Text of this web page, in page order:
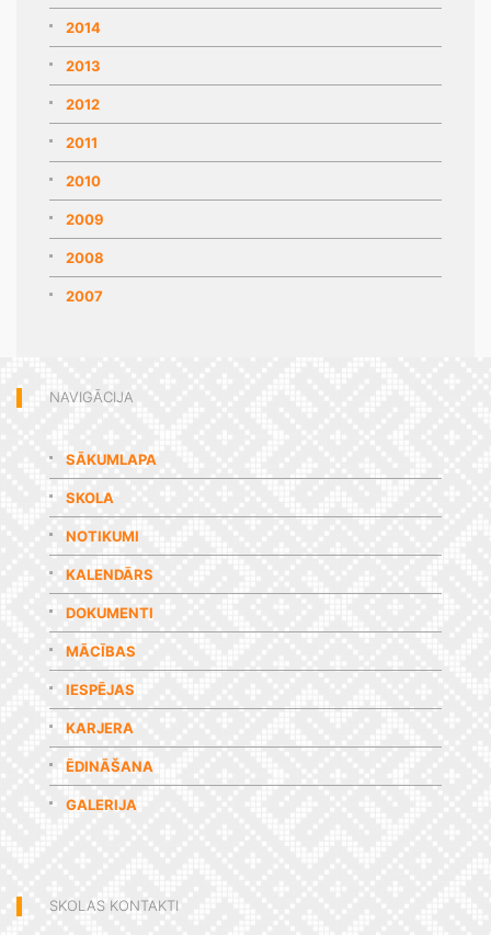
2014
2013
2012
2011
2010
2009
2008
2007
NAVIGĀCIJA
SĀKUMLAPA
SKOLA
NOTIKUMI
KALENDĀRS
DOKUMENTI
MĀCĪBAS
IESPĒJAS
KARJERA
ĒDINĀŠANA
GALERIJA
SKOLAS KONTAKTI